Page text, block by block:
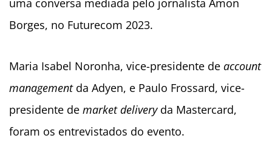
Borges, no Futurecom 2023.
Maria Isabel Noronha, vice-presidente de account
managementda Adyen, e Paulo Frossard, vice-
presidente de market deliveryda Mastercard,
foram os entrevistados do evento.